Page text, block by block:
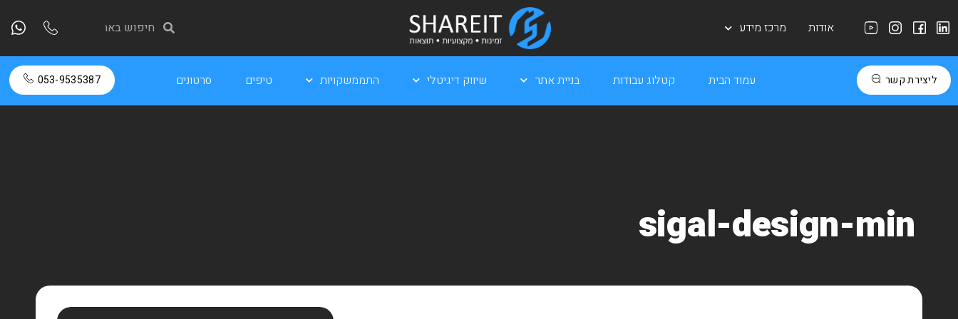
אודות מרכז מידע
ליצירת קשר עמוד הבית קטלוג עבודות בניית אתר שיווק דיגיטלי התממשקויות טיפים סרטונים 053-9535387
sigal-design-min